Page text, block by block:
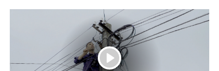
So geht’s
Filmpakete
PLAY